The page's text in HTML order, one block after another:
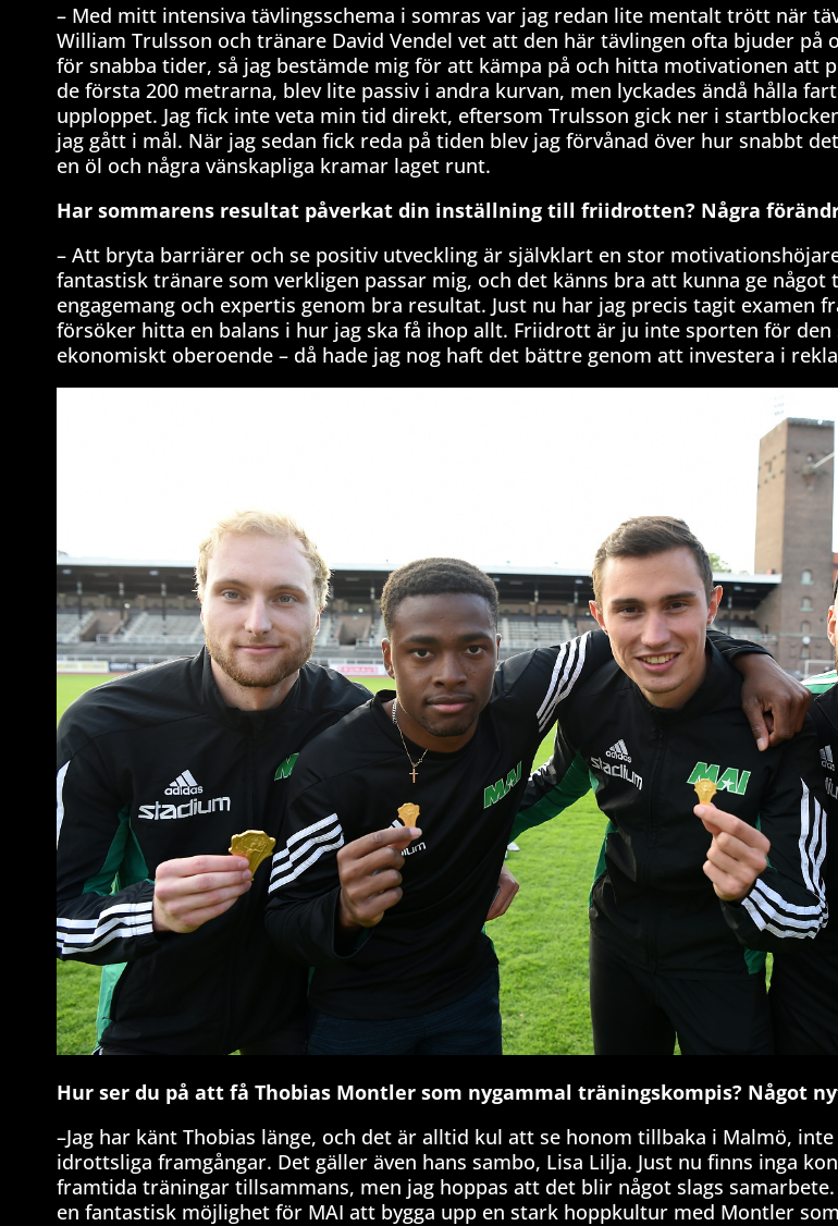
– Med mitt intensiva tävlingsschema i somras var jag redan lite mentalt trött när
William Trulsson och tränare David Vendel vet att den här tävlingen ofta bjuder på
för snabba tider, så jag bestämde mig för att kämpa på och hitta motivationen att
de första 200 metrarna, blev lite passiv i andra kurvan, men lyckades ändå hålla
upploppet. Jag fick inte veta min tid direkt, eftersom Trulsson gick ner i
jag gått i mål. När jag sedan fick reda på tiden blev jag förvånad över hur snabbt
en öl och några vänskapliga kramar laget runt.
Har sommarens resultat påverkat din inställning till friidrotten? Några
– Att bryta barriärer och se positiv utveckling är självklart en stor
fantastisk tränare som verkligen passar mig, och det känns bra att kunna ge något
engagemang och expertis genom bra resultat. Just nu har jag precis tagit examen
försöker hitta en balans i hur jag ska få ihop allt. Friidrott är ju inte sporten för
ekonomiskt oberoende – då hade jag nog haft det bättre genom att investera i
Hur ser du på att få Thobias Montler som nygammal träningskompis? Något
–Jag har känt Thobias länge, och det är alltid kul att se honom tillbaka i Malmö,
idrottsliga framgångar. Det gäller även hans sambo, Lisa Lilja. Just nu finns inga
framtida träningar tillsammans, men jag hoppas att det blir något slags
en fantastisk möjlighet för MAI att bygga upp en stark hoppkultur med Montler